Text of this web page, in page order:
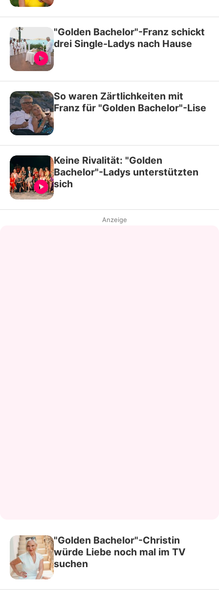
"Golden Bachelor"-Franz schickt
drei Single-Ladys nach Hause
So waren Zärtlichkeiten mit
Franz für "Golden Bachelor"-Lise
Keine Rivalität: "Golden
Bachelor"-Ladys unterstützten
sich
Anzeige
"Golden Bachelor"-Christin
würde Liebe noch mal im TV
suchen